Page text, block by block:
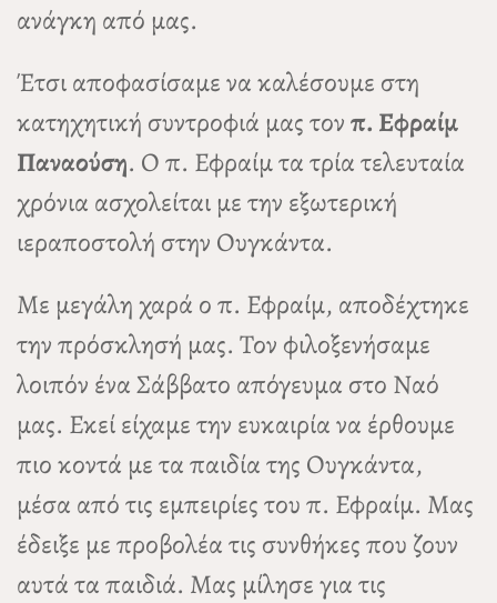
ανάγκη από μας.
Έτσι αποφασίσαμε να καλέσουμε στη
κατηχητική συντροφιά μας τονπ. Εφραίμ
Παναούση. Ο π. Εφραίμ τα τρία τελευταία
χρόνια ασχολείται με την εξωτερική
ιεραποστολή στην Ουγκάντα.
Με μεγάλη χαρά ο π. Εφραίμ, αποδέχτηκε
την πρόσκλησή μας. Τον φιλοξενήσαμε
λοιπόν ένα Σάββατο απόγευμα στο Ναό
μας. Εκεί είχαμε την ευκαιρία να έρθουμε
πιο κοντά με τα παιδία της Ουγκάντα,
μέσα από τις εμπειρίες του π. Εφραίμ. Μας
έδειξε με προβολέα τις συνθήκες που ζουν
αυτά τα παιδιά. Μας μίλησε για τις